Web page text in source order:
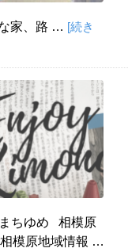
家、路 … [続き
ちゆめ 相模原
模原地域情報 …